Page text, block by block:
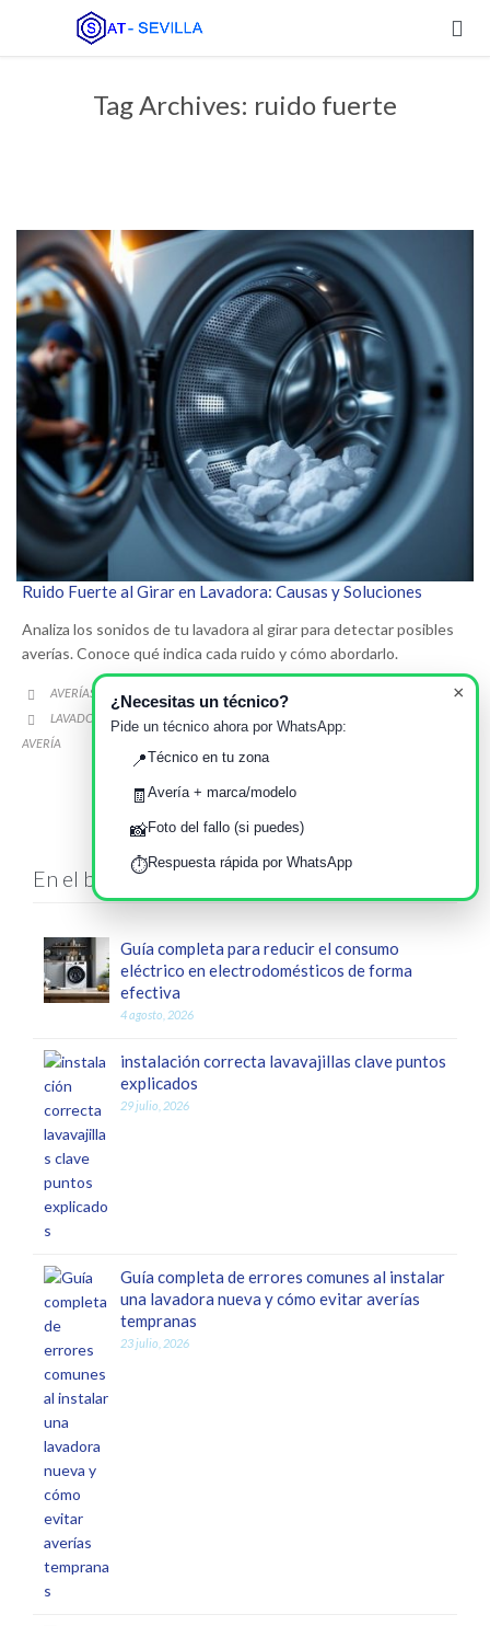

Tag Archives: ruido fuerte
Ruido Fuerte al Girar en Lavadora: Causas y Soluciones
Analiza los sonidos de tu lavadora al girar para detectar posibles
averías. Conoce qué indica cada ruido y cómo abordarlo.
 CATEGORY
AVERÍAS FRECUENTES EN EL HOGAR
 CATEGORY
LAVADORA ,MANTENIMIENTO REPARACION, RUIDO FUERTE
AVERÍA
En el blog
Guía completa para reducir el consumo
eléctrico en electrodomésticos de forma
efectiva
4 agosto, 2026
instalación correcta lavavajillas clave puntos
explicados
29 julio, 2026
Guía completa de errores comunes al instalar
una lavadora nueva y cómo evitar averías
tempranas
23 julio, 2026
×
¿Necesitas un técnico?
Pide un técnico ahora por WhatsApp:
📍Técnico en tu zona
🧾 Avería + marca/modelo
📸Foto del fallo (si puedes)
⏱️Respuesta rápida por WhatsApp